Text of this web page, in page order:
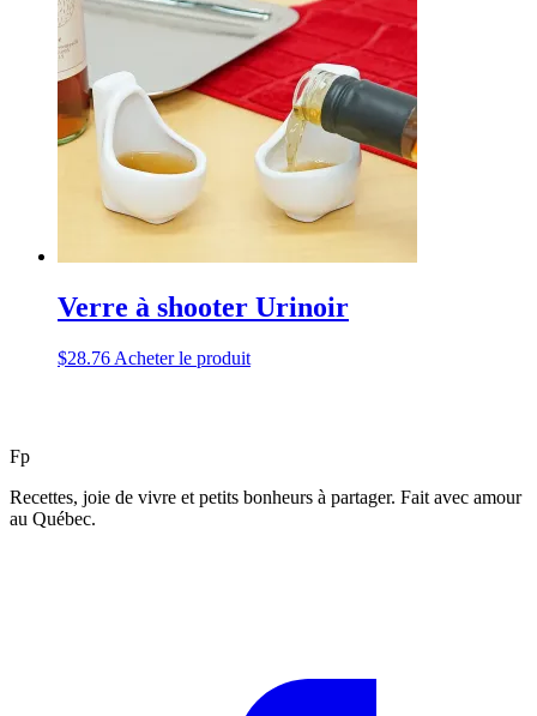
Verre à shooter Urinoir
$28.76 Acheter le produit
Fp
Recettes, joie de vivre et petits bonheurs à partager. Fait avec amour
au Québec.